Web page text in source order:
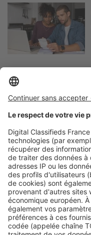
Image
Logic-Immo c’est aussi …
Retrouvez-nous sur …
A propos